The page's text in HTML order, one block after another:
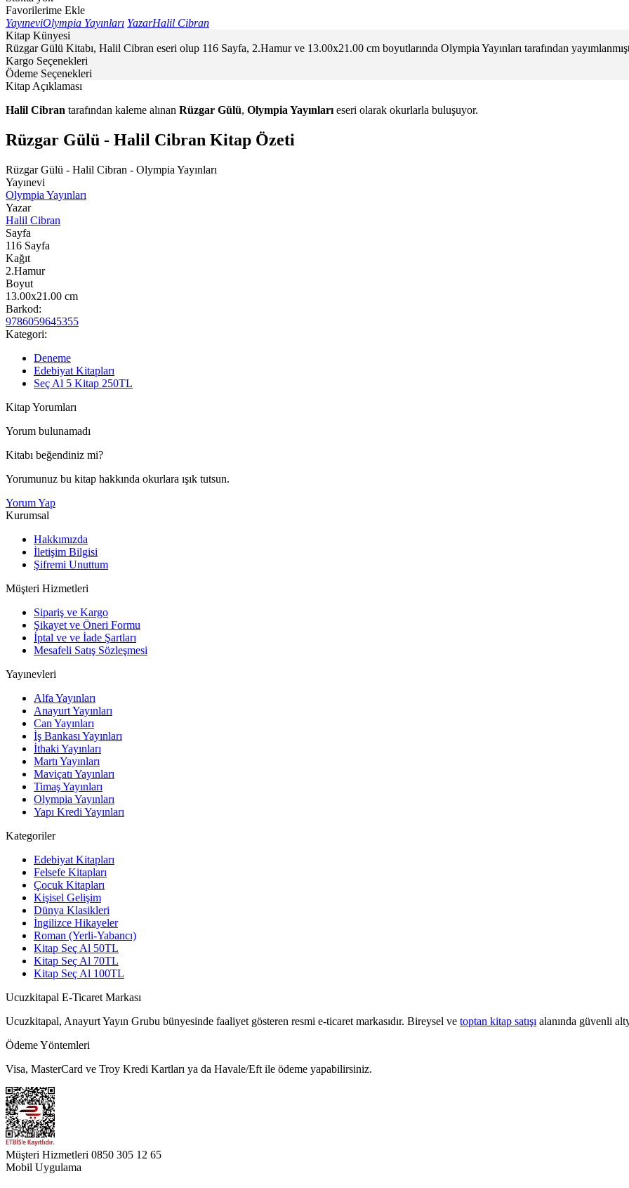
Favorilerime Ekle
YayıneviOlympia Yayınları YazarHalil Cibran
Kitap Künyesi
Rüzgar Gülü Kitabı, Halil Cibran eseri olup 116 Sayfa, 2.Hamur ve 13.00x21.00 cm boyutlarında Olympia Yayınları tarafından
Kargo Seçenekleri
Ödeme Seçenekleri
Kitap Açıklaması
Halil Cibran tarafından kaleme alınan Rüzgar Gülü, Olympia Yayınları eseri olarak okurlarla buluşuyor.
Rüzgar Gülü - Halil Cibran Kitap Özeti
Rüzgar Gülü - Halil Cibran - Olympia Yayınları
Yayınevi
Olympia Yayınları
Yazar
Halil Cibran
Sayfa
116 Sayfa
Kağıt
2.Hamur
Boyut
13.00x21.00 cm
Barkod:
9786059645355
Kategori:
Deneme
Edebiyat Kitapları
Seç Al 5 Kitap 250TL
Kitap Yorumları
Yorum bulunamadı
Kitabı beğendiniz mi?
Yorumunuz bu kitap hakkında okurlara ışık tutsun.
Yorum Yap
Kurumsal
Hakkımızda
İletişim Bilgisi
Şifremi Unuttum
Müşteri Hizmetleri
Sipariş ve Kargo
Şikayet ve Öneri Formu
İptal ve ve İade Şartları
Mesafeli Satış Sözleşmesi
Yayınevleri
Alfa Yayınları
Anayurt Yayınları
Can Yayınları
İş Bankası Yayınları
İthaki Yayınları
Martı Yayınları
Maviçatı Yayınları
Timaş Yayınları
Olympia Yayınları
Yapı Kredi Yayınları
Kategoriler
Edebiyat Kitapları
Felsefe Kitapları
Çocuk Kitapları
Kişisel Gelişim
Dünya Klasikleri
İngilizce Hikayeler
Roman (Yerli-Yabancı)
Kitap Seç Al 50TL
Kitap Seç Al 70TL
Kitap Seç Al 100TL
Ucuzkitapal E-Ticaret Markası
Ucuzkitapal, Anayurt Yayın Grubu bünyesinde faaliyet gösteren resmi e-ticaret markasıdır. Bireysel ve toptan kitap satışı alanında güvenli
Ödeme Yöntemleri
Visa, MasterCard ve Troy Kredi Kartları ya da Havale/Eft ile ödeme yapabilirsiniz.
Müşteri Hizmetleri 0850 305 12 65
Mobil Uygulama